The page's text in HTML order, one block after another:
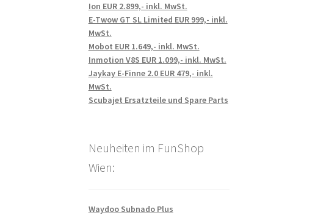
Ion EUR 2.899,- inkl. MwSt.
E-Twow GT SL Limited EUR 999,- inkl.
MwSt.
Mobot EUR 1.649,- inkl. MwSt.
Inmotion V8S EUR 1.099,- inkl. MwSt.
Jaykay E-Finne 2.0 EUR 479,- inkl.
MwSt.
Scubajet Ersatzteile und Spare Parts
Neuheiten im FunShop
Wien:
Waydoo Subnado Plus